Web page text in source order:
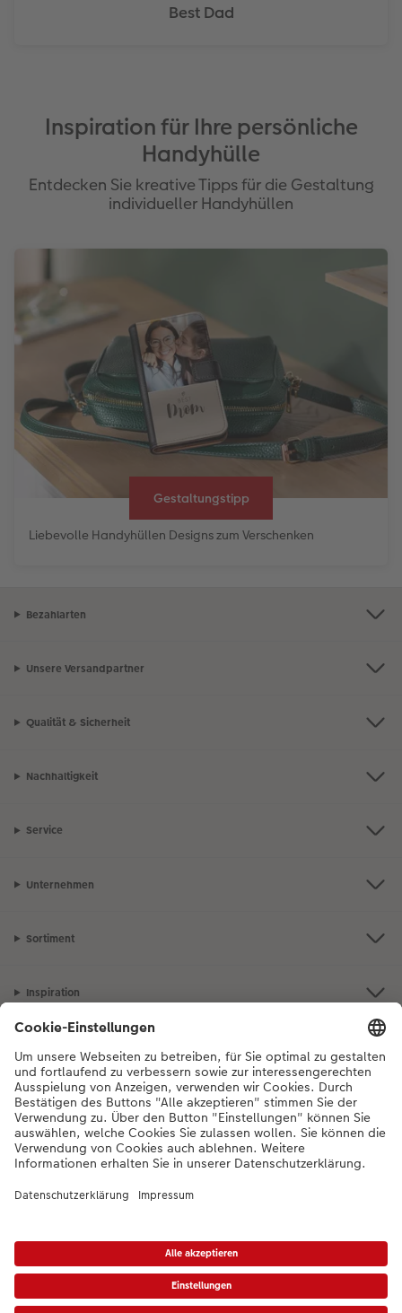
Best Dad
Inspiration für Ihre persönliche
Handyhülle
Entdecken Sie kreative Tipps für die Gestaltung
individueller Handyhüllen
Gestaltungstipp
Liebevolle Handyhüllen Designs zum Verschenken
Bezahlarten
Unsere Versandpartner
Qualität & Sicherheit
Nachhaltigkeit
Service
Unternehmen
Sortiment
Inspiration
Bei Fragen zu Produkten oder der Bestellung können Sie uns gerne von
Montag bis Samstag von 8:00 – 20:00 Uhr und Sonntag von 10:00 –
20:00 Uhr (gesetzliche Feiertage ausgenommen) unter der
* Die UVP gelten inkl. MWST zzgl. Versandkosten (ggf. auch bei Filialabholung) gem.
PreislisteDas abgebildete Produkt hat ggfs. einen höheren Preis.